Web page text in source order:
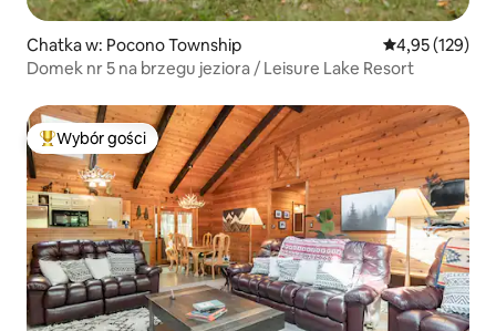
Chatka w: Pocono Township Średnia
4,95 (129)
Domek nr 5 na brzegu jeziora / Leisure Lake Resort
Najpopularniejsze z kategorii Wybór gości
Wybór gości